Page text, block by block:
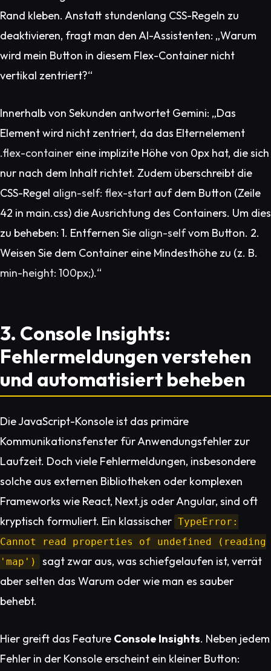
Rand kleben. Anstatt stundenlang CSS-Regeln zu
deaktivieren, fragt man den AI-Assistenten: „Warum
wird mein Button in diesem Flex-Container nicht
vertikal zentriert?“
Innerhalb von Sekunden antwortet Gemini: „Das
Element wird nicht zentriert, da das Elternelement
.flex-container eine implizite Höhe von 0px hat, die sich
nur nach dem Inhalt richtet. Zudem überschreibt die
CSS-Regel align-self: flex-start auf dem Button (Zeile
42 in main.css) die Ausrichtung des Containers. Um dies
zu beheben: 1. Entfernen Sie align-selfvom Button. 2.
Weisen Sie dem Container eine Mindesthöhe zu (z. B.
min-height: 100px;).“
3. Console Insights:
Fehlermeldungen verstehen
und automatisiert beheben
Die JavaScript-Konsole ist das primäre
Kommunikationsfenster für Anwendungsfehler zur
Laufzeit. Doch viele Fehlermeldungen, insbesondere
solche aus externen Bibliotheken oder komplexen
Frameworks wie React, Next.js oder Angular, sind oft
kryptisch formuliert. Ein klassischer TypeError:
Cannot read properties of undefined (reading
'map')
sagt zwar aus, was schiefgelaufen ist, verrät
aber selten das Warum oder wie man es sauber
behebt.
Hier greift das Feature Console Insights. Neben jedem
Fehler in der Konsole erscheint ein kleiner Button: